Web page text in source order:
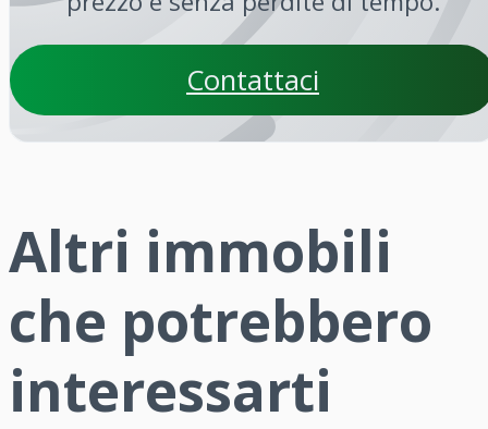
Contattaci
Altri immobili
che potrebbero
interessarti